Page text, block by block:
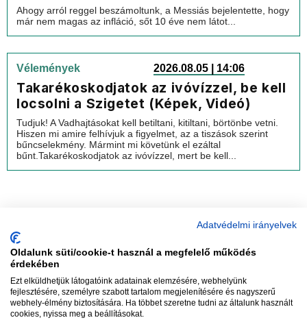
Ahogy arról reggel beszámoltunk, a Messiás bejelentette, hogy
már nem magas az infláció, sőt 10 éve nem látot...
Vélemények 2026.08.05 | 14:06
Takarékoskodjatok az ivóvízzel, be kell
locsolni a Szigetet (Képek, Videó)
Tudjuk! A Vadhajtásokat kell betiltani, kitiltani, börtönbe vetni.
Hiszen mi amire felhívjuk a figyelmet, az a tiszások szerint
bűncselekmény. Mármint mi követünk el ezáltal
bűnt.Takarékoskodjatok az ivóvízzel, mert be kell...
Szerkesztőség:szerk@vadhajtasok.hu
Adatvédelmi irányelvek
Oldalunk süti/cookie-t használ a megfelelő működés
érdekében
Ezt elküldhetjük látogatóink adatainak elemzésére, webhelyünk
fejlesztésére, személyre szabott tartalom megjelenítésére és nagyszerű
webhely-élmény biztosítására. Ha többet szeretne tudni az általunk használt
cookies, nyissa meg a beállításokat.